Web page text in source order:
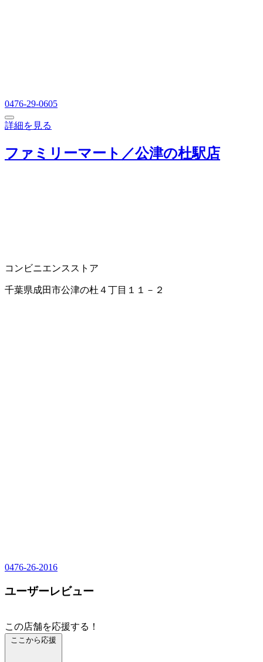
0476-29-0605
詳細を見る
ファミリーマート／公津の杜駅店
コンビニエンスストア
千葉県成田市公津の杜４丁目１１－２
0476-26-2016
ユーザーレビュー
この店舗を応援する！
ここから応援